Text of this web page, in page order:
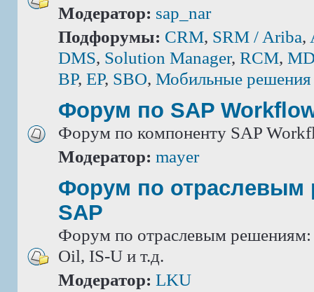
Модератор: sap_nar
Подфорумы: CRM, SRM / Ariba,
DMS, Solution Manager, RCM,
BP, EP, SBO, Мобильные решения
Форум по SAP
Форум по компоненту SAP
Модератор: mayer
Форум по отраслевым
SAP
Форум по отраслевым
Oil, IS-U и т.д.
Модератор: LKU